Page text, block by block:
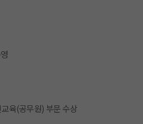
육(공무원) 부문 수상